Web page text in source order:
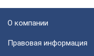
О компании
Правовая информация